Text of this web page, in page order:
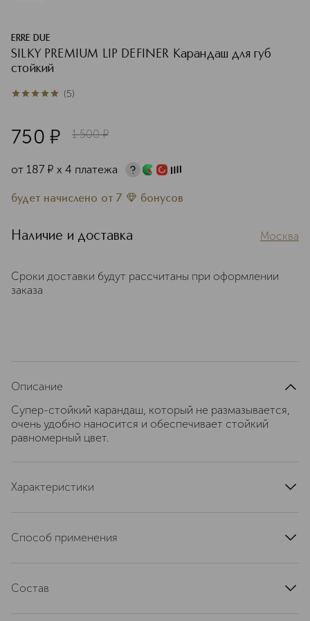
ERRE DUE
SILKY PREMIUM LIP DEFINER Карандаш для губ
стойкий
5из 55 (5)
750 ¤ 1 500 ¤
от 187 ¤ х 4 платежа
будет начислено от 7 бонусов
Наличие и доставка Москва
Сроки доставки будут рассчитаны при оформлении
заказа
Описание
Супер-стойкий карандаш, который не размазывается,
очень удобно наносится и обеспечивает стойкий
равномерный цвет.
Характеристики
страна производства
Способ применения
центру.
Состав